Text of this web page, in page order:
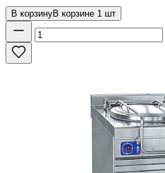
В корзинуВ корзине 1 шт